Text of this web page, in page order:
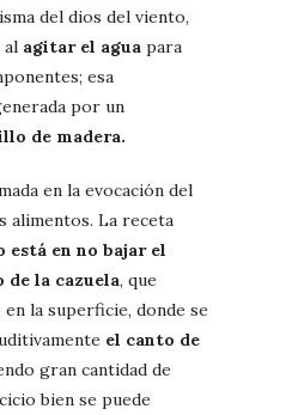
del dios del viento,
al agitar el agua para
esa
por un
de madera.
en la evocación del
alimentos. La receta
está en no bajar el
la cazuela, que
la superficie, donde se
el canto de
gran cantidad de
bien se puede